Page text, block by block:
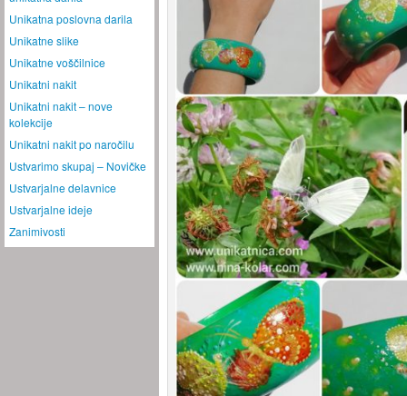
Unikatna poslovna darila
Unikatne slike
Unikatne voščilnice
Unikatni nakit
Unikatni nakit – nove
kolekcije
Unikatni nakit po naročilu
Ustvarimo skupaj – Novičke
Ustvarjalne delavnice
Ustvarjalne ideje
Zanimivosti